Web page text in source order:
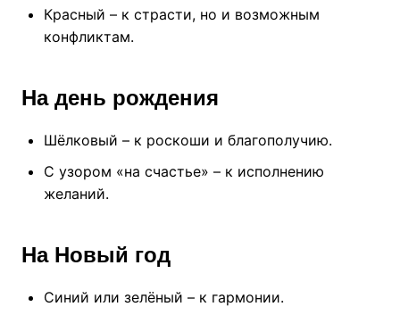
Красный – к страсти, но и возможным
конфликтам.
На день рождения
Шёлковый – к роскоши и благополучию.
С узором «на счастье» – к исполнению
желаний.
На Новый год
Синий или зелёный – к гармонии.